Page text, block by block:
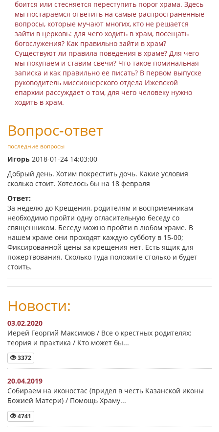
боится или стесняется переступить порог храма. Здесь
мы постараемся ответить на самые распространенные
вопросы, которые мучают многих, кто не решается
зайти в церковь: для чего ходить в храм, посещать
богослужения? Как правильно зайти в храм?
Существуют ли правила поведения в храме? Для чего
мы покупаем и ставим свечи? Что такое поминальная
записка и как правильно ее писать? В первом выпуске
руководитель миссионерского отдела Ижевской
епархии рассуждает о том, для чего человеку нужно
ходить в храм.
Вопрос-ответ
последние вопросы
Игорь 2018-01-24 14:03:00
Добрый день. Хотим покрестить дочь. Какие условия
сколько стоит. Хотелось бы на 18 февраля
Ответ:
За неделю до Крещения, родителям и восприемникам
необходимо пройти одну огласительную беседу со
священником. Беседу можно пройти в любом храме. В
нашем храме они проходят каждую субботу в 15-00;
Фиксированной цены за крещения нет. Есть ящик для
пожертвования. Сколько туда положите столько и будет
стоить.
Новости:
03.02.2020
Иерей Георгий Максимов / Все о крестных родителях:
теория и практика / Кто может бы...
3372
20.04.2019
Собираем на иконостас (придел в честь Казанской иконы
Божией Матери) / Помощь Храму...
4741